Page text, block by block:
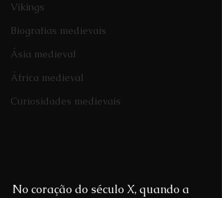
Vikings
Biografias medievais
Ásia medieval
África medieval
Curiosidades medievais
No coração do século X, quando a